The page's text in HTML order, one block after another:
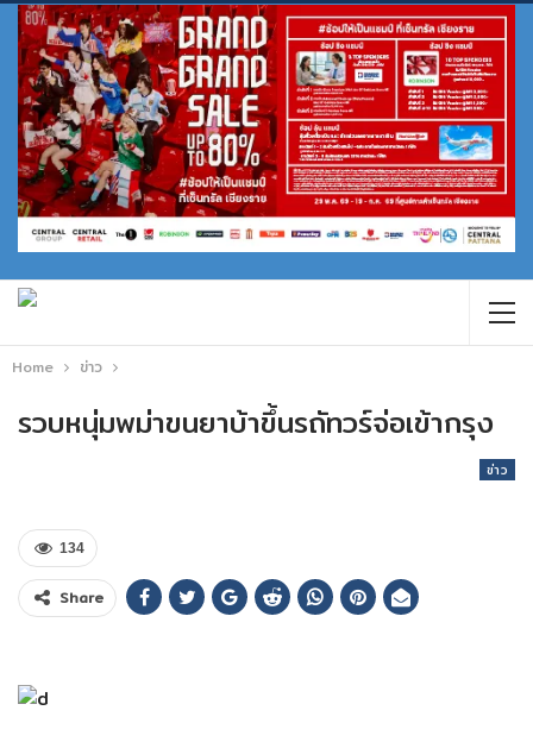
Home ข่าว
รวบหนุ่มพม่าขนยาบ้าขึ้นรถัทวร์จ่อเข้ากรุง
ข่าว
134
Share